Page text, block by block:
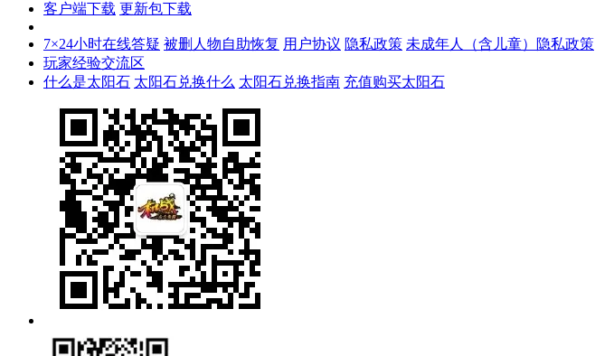
客户端下载 更新包下载
7×24小时在线答疑 被删人物自助恢复 用户协议 隐私政策 未成年人（含儿童）隐私政策
玩家经验交流区
什么是太阳石 太阳石兑换什么 太阳石兑换指南 充值购买太阳石